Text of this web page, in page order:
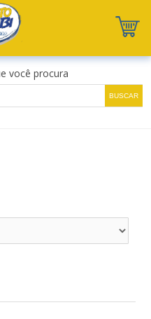
você procura